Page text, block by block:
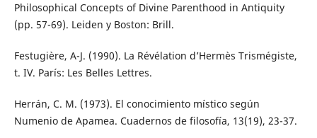
Philosophical Concepts of Divine Parenthood in Antiquity
(pp. 57-69). Leiden y Boston: Brill.
Festugière, A-J. (1990). La Révélation d’Hermès Trismégiste,
t. IV. París: Les Belles Lettres.
Herrán, C. M. (1973). El conocimiento místico según
Numenio de Apamea. Cuadernos de filosofía, 13(19), 23-37.